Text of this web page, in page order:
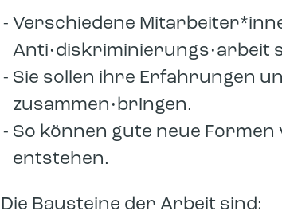
Verschiedene
Anti•diskriminierungs•arbeit
Sie sollen ihre Erfahrungen
zusammen•bringen.
So können gute neue Formen
entstehen.
Die Bausteine der Arbeit sind: